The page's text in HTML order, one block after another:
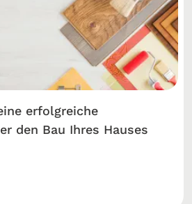
erfolgreiche
den Bau Ihres Hauses